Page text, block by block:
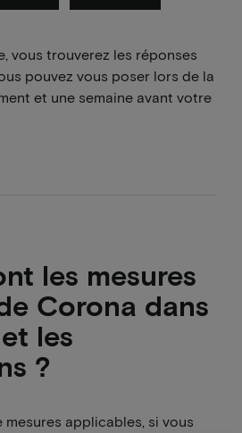
vous trouverez les réponses
pouvez vous poser lors de la
et une semaine avant votre
les mesures
Corona dans
les
?
mesures applicables, si vous